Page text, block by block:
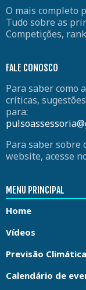
O mais completo
Tudo sobre as
Competições,
FALE CONOSCO
Para saber como
críticas,
para:
Para saber sobre
website, acesse
MENU PRINCIPAL
Home
Vídeos
Previsão Climática
Calendário de